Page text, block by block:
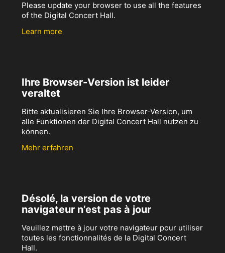
Please update your browser to use all the features
of the Digital Concert Hall.
Learn more
Ihre Browser-Version ist leider
veraltet
Bitte aktualisieren Sie Ihre Browser-Version, um
alle Funktionen der Digital Concert Hall nutzen zu
können.
Mehr erfahren
Désolé, la version de votre
navigateur n’est pas à jour
Veuillez mettre à jour votre navigateur pour utiliser
toutes les fonctionnalités de la Digital Concert
Hall.